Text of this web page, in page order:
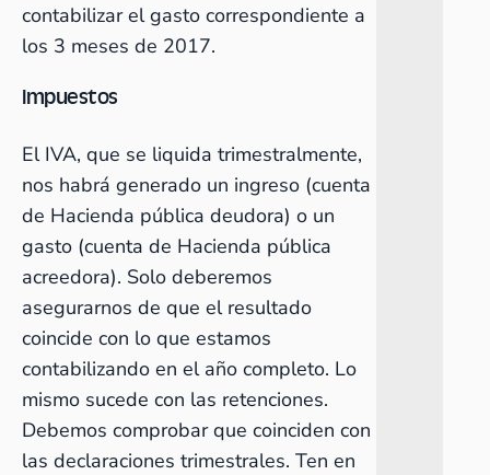
contabilizar el gasto correspondiente a
los 3 meses de 2017.
Impuestos
El IVA, que se liquida trimestralmente,
nos habrá generado un ingreso (cuenta
de Hacienda pública deudora) o un
gasto (cuenta de Hacienda pública
acreedora). Solo deberemos
asegurarnos de que el resultado
coincide con lo que estamos
contabilizando en el año completo. Lo
mismo sucede con las retenciones.
Debemos comprobar que coinciden con
las declaraciones trimestrales. Ten en